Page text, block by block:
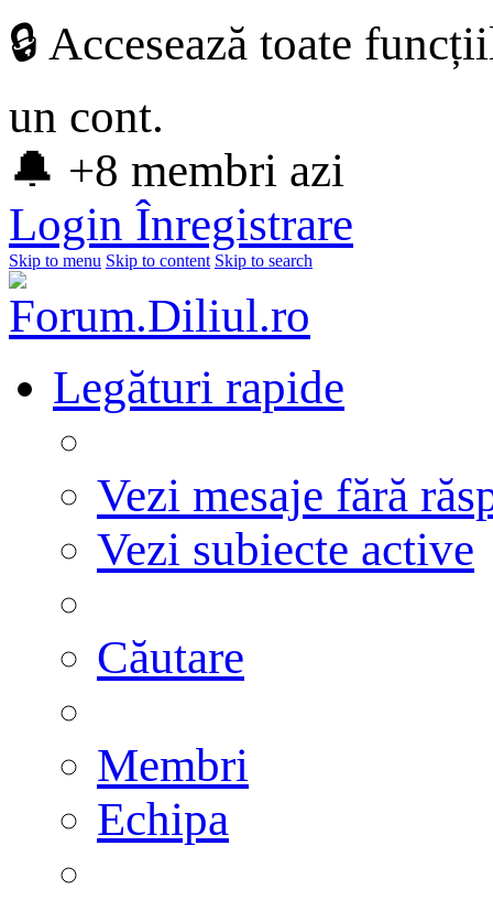
🔒 Accesează toate
un cont.
🔔 +8 membri azi
Login Înregistrare
Skip to menu Skip to content Skip to search
Legături rapide
Vezi mesaje fără
Vezi subiecte active
Căutare
Membri
Echipa